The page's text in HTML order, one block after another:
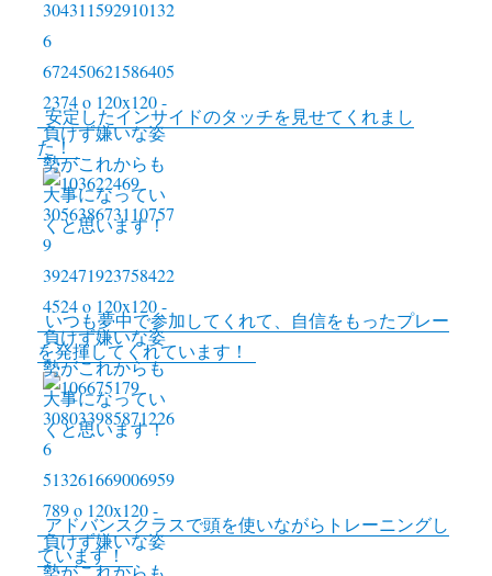
n
k
安定したインサイドのタッチを見せてくれまし
た！
いつも夢中で参加してくれて、自信をもったプレー
を発揮してくれています！
アドバンスクラスで頭を使いながらトレーニングし
ています！